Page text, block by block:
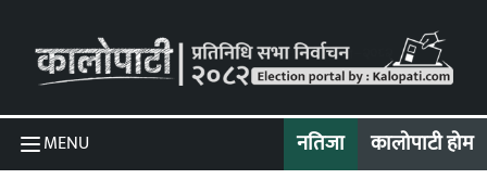
MENU नतिजा कालोपाटी होम